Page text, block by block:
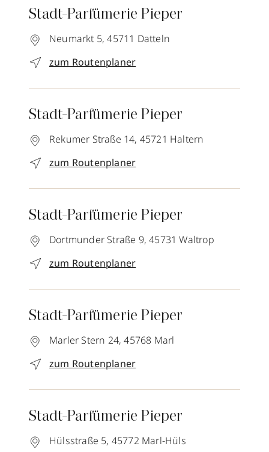
Stadt-Parfümerie Pieper
Neumarkt 5, 45711 Datteln
zum Routenplaner
Stadt-Parfümerie Pieper
Rekumer Straße 14, 45721 Haltern
zum Routenplaner
Stadt-Parfümerie Pieper
Dortmunder Straße 9, 45731 Waltrop
zum Routenplaner
Stadt-Parfümerie Pieper
Marler Stern 24, 45768 Marl
zum Routenplaner
Stadt-Parfümerie Pieper
Hülsstraße 5, 45772 Marl-Hüls